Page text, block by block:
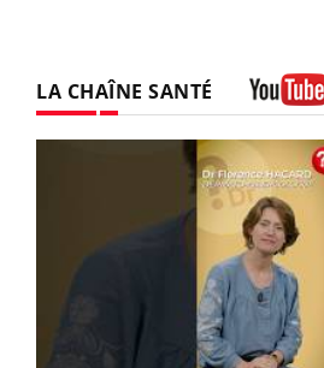
LA CHAÎNE SANTÉ